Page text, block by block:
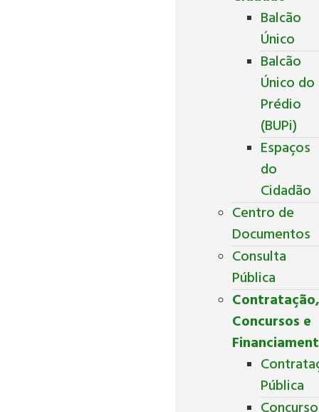
Balcão
Único
Balcão
Único do
Prédio
(BUPi)
Espaços
do
Cidadão
Centro de
Documentos
Consulta
Pública
Concursos e
Pública